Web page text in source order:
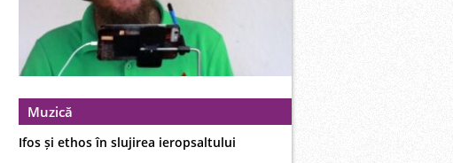
Muzică
Ifos și ethos în slujirea ieropsaltului